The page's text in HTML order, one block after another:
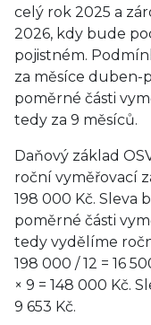
celý rok 2025 a
2026, kdy bude
pojistném.
za měsíce duben-
poměrné části
tedy za 9 měsíců.
Daňový základ
roční vyměřovací
198 000 Kč. Sleva
poměrné části
tedy vydělíme
198 000 / 12 = 16
× 9 = 148 000 Kč.
9 653 Kč.